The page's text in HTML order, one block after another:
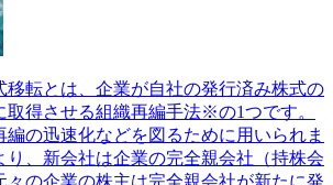
移転とは、企業が自社の発行済み株式の
取得させる組織再編手法※の1つです。
の迅速化などを図るために用いられま
り、新会社は企業の完全親会社（持株会